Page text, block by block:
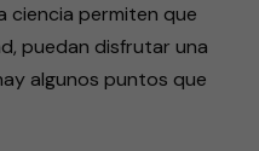
ciencia permiten que
puedan disfrutar una
algunos puntos que